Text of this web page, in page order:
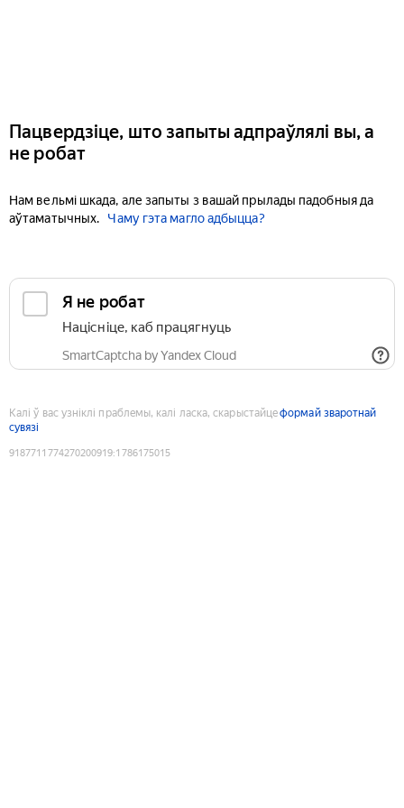
Пацвердзіце, што запыты адпраўлялі вы, а
не робат
Нам вельмі шкада, але запыты з вашай прылады падобныя да
аўтаматычных.
Чаму гэта магло адбыцца?
Я не робат
Націсніце, каб працягнуць
SmartCaptcha by Yandex Cloud
Калі ў вас узніклі праблемы, калі ласка, скарыстайцеформай зваротнай
сувязі
9187711774270200919:1786175015